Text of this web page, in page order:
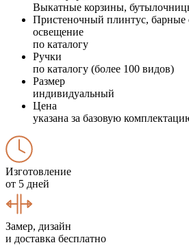
Выкатные корзины,
Пристеночный плинтус, барные
освещение
по каталогу
Ручки
по каталогу (более 100 видов)
Размер
индивидуальный
Цена
указана за базовую
Изготовление
от 5 дней
Замер, дизайн
и доставка бесплатно